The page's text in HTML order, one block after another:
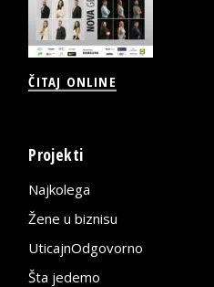
ČITAJ ONLINE
Projekti
Najkolega
Žene u biznisu
UticajnOdgovorno
Šta jedemo